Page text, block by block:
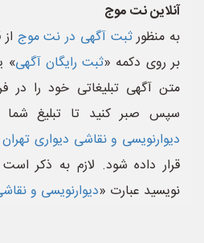
آنلاین نت موج
به منظورثبت آگهی در نت موج
بر روی دکمه «ثبت رایگان آگهی»
متن آگهی تبلیغاتی خود را در
سپس صبر کنید تا تبلیغ
دیوارنویسی و نقاشی دیواری
قرار داده شود. لازم به ذکر
نویسید عبارت «دیوارنویسی و